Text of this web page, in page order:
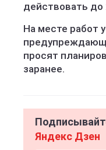
действовать
На месте работ
просят
заранее.
Яндекс Дзен